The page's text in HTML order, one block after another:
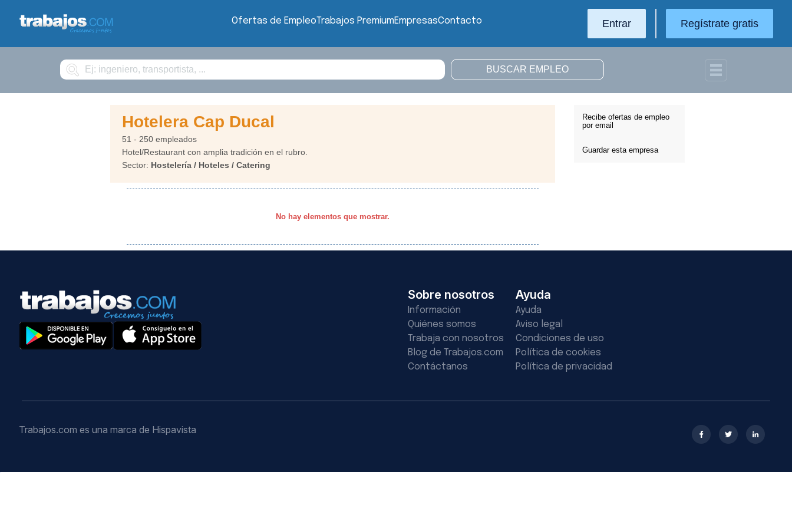
Ofertas de EmpleoTrabajos PremiumEmpresasContacto Entrar Regístrate gratis
Buscar
Recibe ofertas de empleo
por email
Guardar esta empresa
Hotelera Cap Ducal
51 - 250 empleados
Hotel/Restaurant con amplia tradición en el rubro.
Sector: Hostelería / Hoteles / Catering
No hay elementos que mostrar.
Sobre nosotros
Información
Quiénes somos
Trabaja con nosotros
Blog de Trabajos.com
Contáctanos
Ayuda
Ayuda
Aviso legal
Condiciones de uso
Política de cookies
Política de privacidad
Trabajos.com es una marca de Hispavista